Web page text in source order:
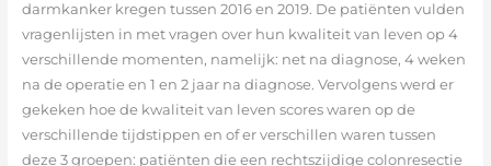
darmkanker kregen tussen 2016 en 2019. De patiënten vulden
vragenlijsten in met vragen over hun kwaliteit van leven op 4
verschillende momenten, namelijk: net na diagnose, 4 weken
na de operatie en 1 en 2 jaar na diagnose. Vervolgens werd er
gekeken hoe de kwaliteit van leven scores waren op de
verschillende tijdstippen en of er verschillen waren tussen
deze 3 groepen: patiënten die een rechtszijdige colonresectie